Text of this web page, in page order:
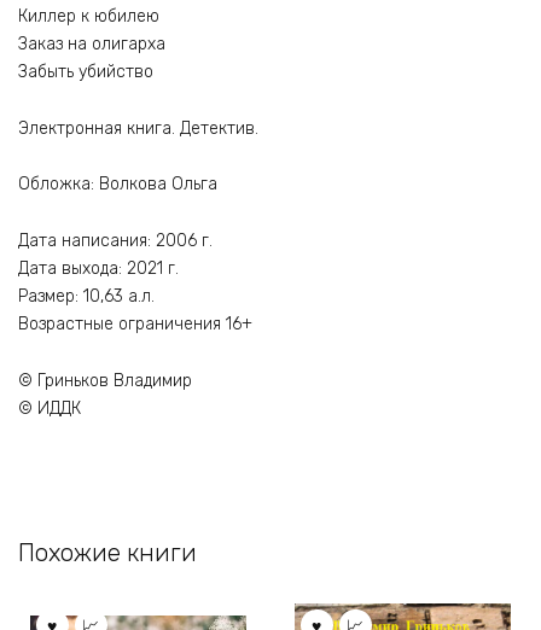
Киллер к юбилею
Заказ на олигарха
Забыть убийство
Электронная книга. Детектив.
Обложка: Волкова Ольга
Дата написания: 2006 г.
Дата выхода: 2021 г.
Размер: 10,63 а.л.
Возрастные ограничения 16+
© Гриньков Владимир
© ИДДК
Похожие книги